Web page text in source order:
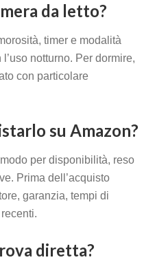
da letto?
timer e modalità
notturno. Per dormire,
con particolare
su Amazon?
per disponibilità, reso
Prima dell’acquisto
garanzia, tempi di
diretta?